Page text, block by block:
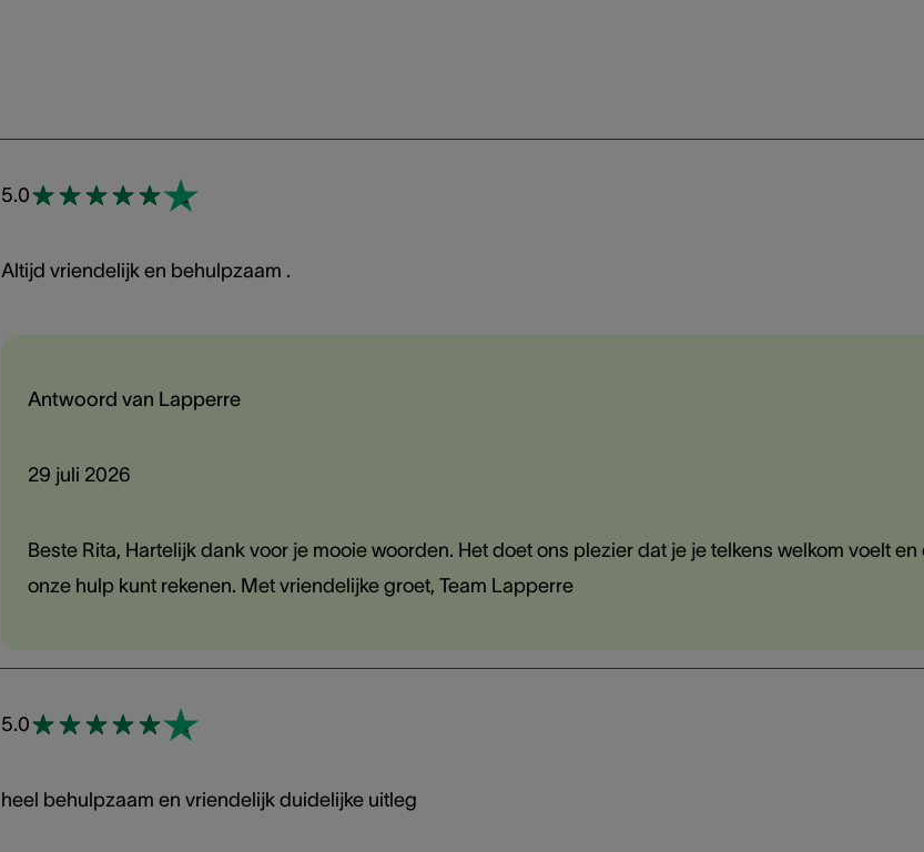
5.0
Altijd vriendelijk en behulpzaam .
Antwoord van Lapperre
29 juli 2026
Beste Rita, Hartelijk dank voor je mooie woorden. Het doet ons plezier dat je je telkens welkom voelt en
onze hulp kunt rekenen. Met vriendelijke groet, Team Lapperre
5.0
heel behulpzaam en vriendelijk duidelijke uitleg